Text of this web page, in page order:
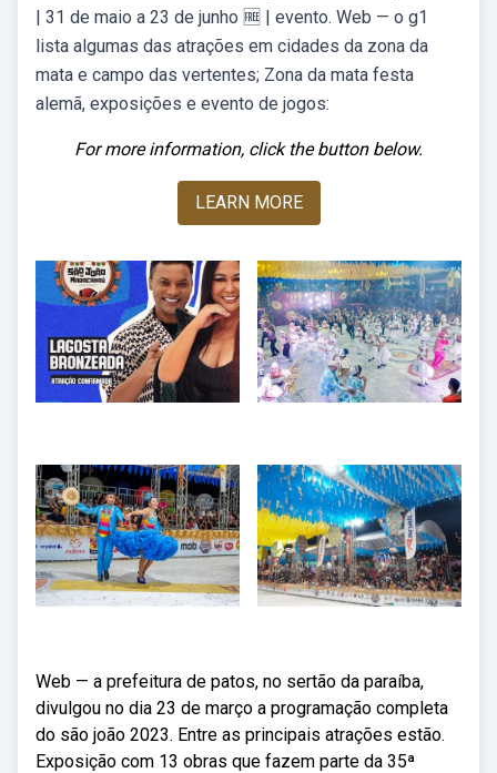
| 31 de maio a 23 de junho 🆓 | evento. Web — o g1
lista algumas das atrações em cidades da zona da
mata e campo das vertentes; Zona da mata festa
alemã, exposições e evento de jogos:
For more information, click the button below.
LEARN MORE
Web — a prefeitura de patos, no sertão da paraíba,
divulgou no dia 23 de março a programação completa
do são joão 2023. Entre as principais atrações estão.
Exposição com 13 obras que fazem parte da 35ª